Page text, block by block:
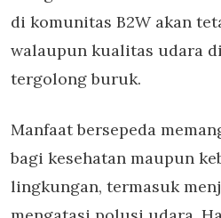
di komunitas B2W akan
walaupun kualitas udara
tergolong buruk.
Manfaat bersepeda
bagi kesehatan maupun
lingkungan, termasuk